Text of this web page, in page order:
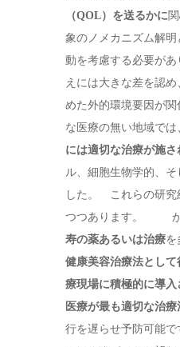
（QOL）を送るかに
象のノメカニズム解
動を考慮する必要が
えには大きな差を認
めた外的環境要因が
な医療の無い地域で
には適切な治療が施さ
ル、細胞生物学的、
した。 これらの研究
つつあります。 か
寿の薬あるいは治療
健康美容治療法とし
療現場に積極的に導
医療が最も適切な治
行を遅らせ予防可能